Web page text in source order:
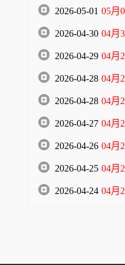
2026-05-01 05月01
2026-04-30 04月30
2026-04-29 04月29
2026-04-28 04月28
2026-04-28 04月28
2026-04-27 04月27
2026-04-26 04月26
2026-04-25 04月25
2026-04-24 04月24